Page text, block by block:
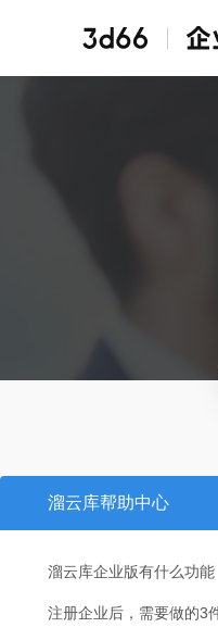
溜云库帮助中心
溜云库企业版有什么功能
注册企业后，需要做的3